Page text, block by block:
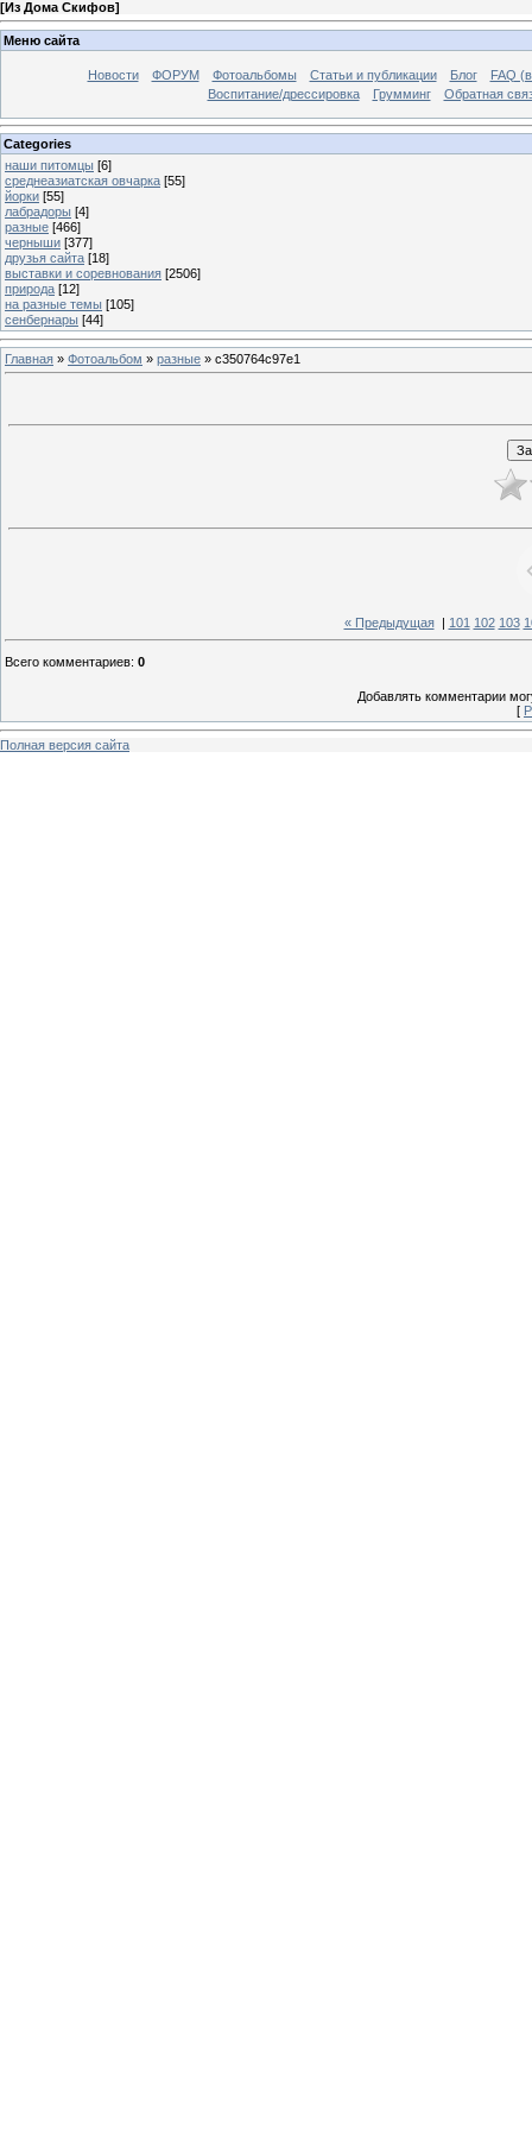
[Из Дома Скифов]
Меню сайта
Новости ФОРУМ Фотоальбомы Статьи и публикации Блог
FAQ
Воспитание/дрессировка
Грумминг Обратная
Categories
наши питомцы [6]
среднеазиатская овчарка [55]
йорки [55]
лабрадоры [4]
разные [466]
черныши [377]
друзья сайта [18]
выставки и соревнования [2506]
природа [12]
на разные темы [105]
сенбернары [44]
Главная » Фотоальбом » разные » c350764c97e1
« Предыдущая| 101 102 103
Всего комментариев: 0
Добавлять комментарии
[
Полная версия сайта